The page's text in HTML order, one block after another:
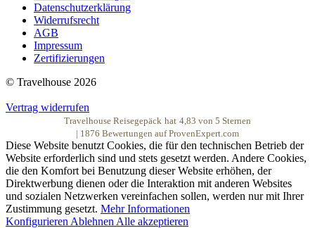
Datenschutzerklärung
Widerrufsrecht
AGB
Impressum
Zertifizierungen
© Travelhouse 2026
Vertrag widerrufen
Travelhouse Reisegepäck hat 4,83 von 5 Sternen
1876 Bewertungen auf ProvenExpert.com
Diese Website benutzt Cookies, die für den technischen Betrieb der
Website erforderlich sind und stets gesetzt werden. Andere Cookies,
die den Komfort bei Benutzung dieser Website erhöhen, der
Direktwerbung dienen oder die Interaktion mit anderen Websites
und sozialen Netzwerken vereinfachen sollen, werden nur mit Ihrer
Zustimmung gesetzt. Mehr Informationen
Konfigurieren Ablehnen Alle akzeptieren